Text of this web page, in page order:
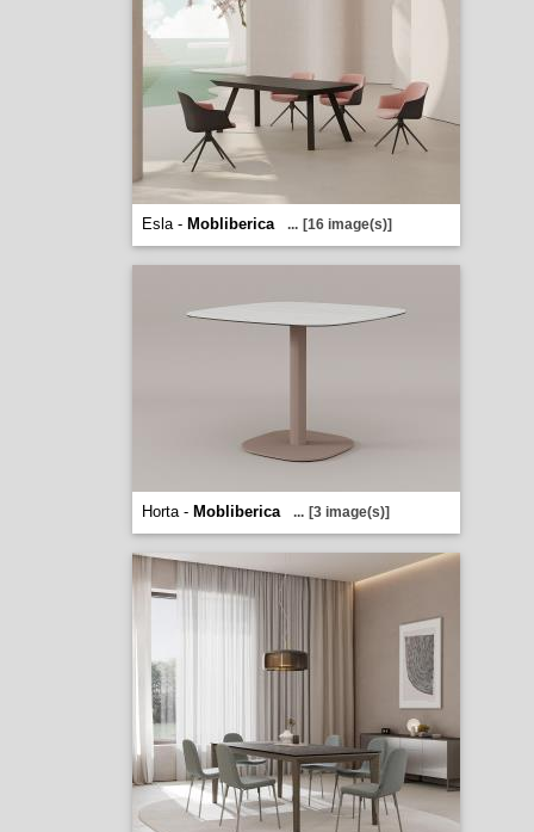
Esla - Mobliberica ... [16 image(s)]
Horta - Mobliberica ... [3 image(s)]